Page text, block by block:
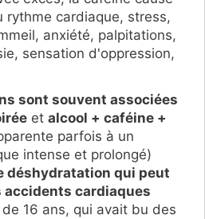
rythme cardiaque, stress,
anxiété, palpitations,
sensation d'oppression,
sont souvent associées
et alcool + caféine +
parfois à un
intense et prolongé)
déshydratation qui peut
accidents cardiaques
16 ans, qui avait bu des